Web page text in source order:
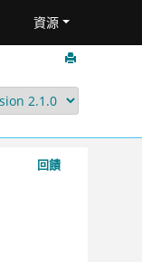
資源
回饋